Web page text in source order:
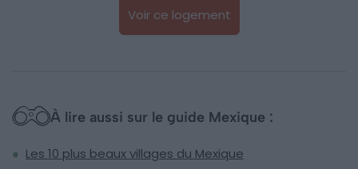
Voir ce logement
À lire aussi sur le guide Mexique :
Les 10 plus beaux villages du Mexique